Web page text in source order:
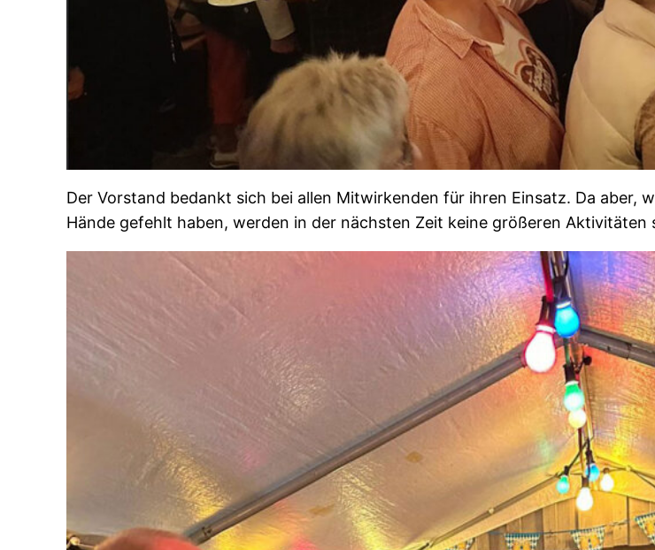
Der Vorstand bedankt sich bei allen Mitwirkenden für ihren Einsatz. Da aber,
Hände gefehlt haben, werden in der nächsten Zeit keine größeren